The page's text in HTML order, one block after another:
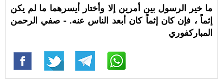
ما خير الرسول بين أمرين إلا وأختار أيسرهما ما لم يكن
إثماً ، فإن كان إثماً كان أبعد الناس عنه. - صفي الرحمن
المباركفوري